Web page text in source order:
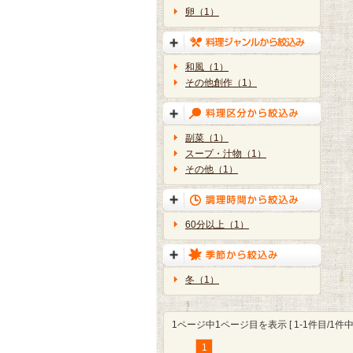
卵（1）
和風（1）
その他創作（1）
副菜（1）
スープ・汁物（1）
その他（1）
60分以上（1）
冬（1）
1ページ中1ページ目を表示 [ 1-1件目/1件
1